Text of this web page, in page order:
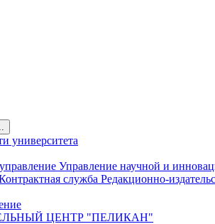
университета
Управление научной и
служба Редакционно-
ЦЕНТР "ПЕЛИКАН"